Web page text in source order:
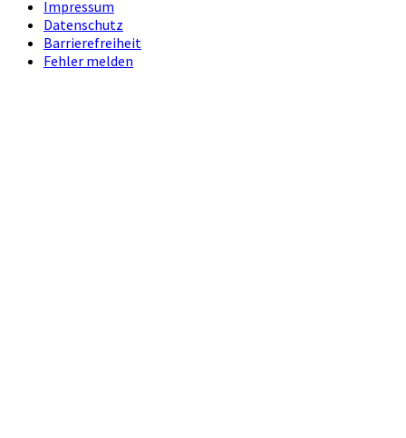
Impressum
Datenschutz
Barrierefreiheit
Fehler melden